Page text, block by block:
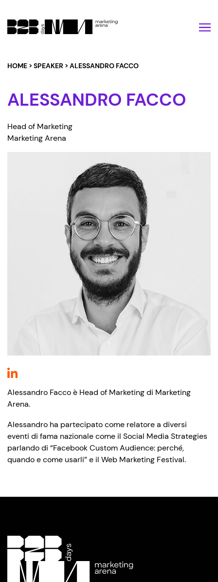
HOME > SPEAKER > ALESSANDRO FACCO
ALESSANDRO FACCO
Head of Marketing
Marketing Arena
Alessandro Facco è Head of Marketing di Marketing
Arena.
Alessandro ha partecipato come relatore a diversi
eventi di fama nazionale come il Social Media Strategies
parlando di “Facebook Custom Audience: perché,
quando e come usarli” e il Web Marketing Festival.